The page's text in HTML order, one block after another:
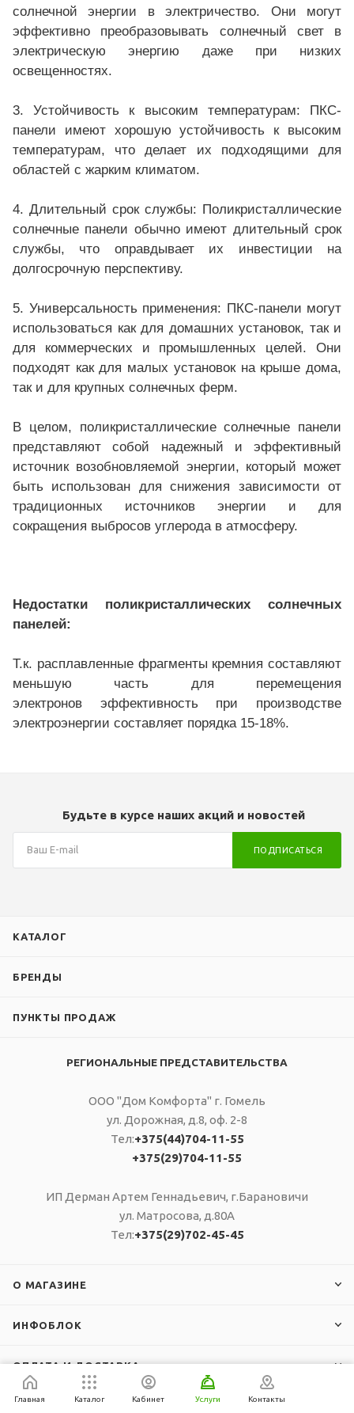
солнечной энергии в электричество. Они могут
эффективно преобразовывать солнечный свет в
электрическую энергию даже при низких
освещенностях.
3. Устойчивость к высоким температурам: ПКС-
панели имеют хорошую устойчивость к высоким
температурам, что делает их подходящими для
областей с жарким климатом.
4. Длительный срок службы: Поликристаллические
солнечные панели обычно имеют длительный срок
службы, что оправдывает их инвестиции на
долгосрочную перспективу.
5. Универсальность применения: ПКС-панели могут
использоваться как для домашних установок, так и
для коммерческих и промышленных целей. Они
подходят как для малых установок на крыше дома,
так и для крупных солнечных ферм.
В целом, поликристаллические солнечные панели
представляют собой надежный и эффективный
источник возобновляемой энергии, который может
быть использован для снижения зависимости от
традиционных источников энергии и для
сокращения выбросов углерода в атмосферу.
Недостатки поликристаллических солнечных
панелей:
Т.к. расплавленные фрагменты кремния составляют
меньшую часть для перемещения
электронов эффективность при производстве
электроэнергии составляет порядка 15-18%.
Будьте в курсе наших акций и новостей
ПОДПИСАТЬСЯ
КАТАЛОГ
БРЕНДЫ
ПУНКТЫ ПРОДАЖ
РЕГИОНАЛЬНЫЕ ПРЕДСТАВИТЕЛЬСТВА
ООО "Дом Комфорта" г. Гомель
ул. Дорожная, д.8, оф. 2-8
Тел:+375(44)704-11-55
+375(29)704-11-55
ИП Дерман Артем Геннадьевич, г.Барановичи
ул. Матросова, д.80А
Тел:+375(29)702-45-45
О МАГАЗИНЕ
ИНФОБЛОК
ОПЛАТА И ДОСТАВКА
Главная Каталог Кабинет Услуги Контакты